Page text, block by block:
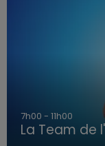
7h00 - 11h00
La Team de